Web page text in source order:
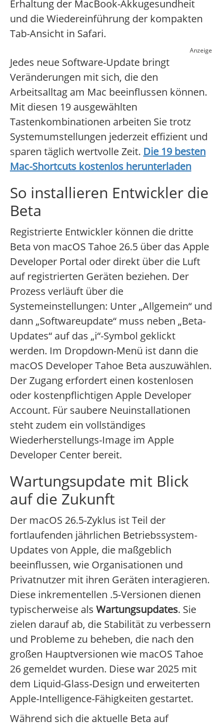
Erhaltung der MacBook-Akkugesundheit
und die Wiedereinführung der kompakten
Tab-Ansicht in Safari.
Anzeige
Jedes neue Software-Update bringt
Veränderungen mit sich, die den
Arbeitsalltag am Mac beeinflussen können.
Mit diesen 19 ausgewählten
Tastenkombinationen arbeiten Sie trotz
Systemumstellungen jederzeit effizient und
sparen täglich wertvolle Zeit. Die 19 besten
Mac-Shortcuts kostenlos herunterladen
So installieren Entwickler die
Beta
Registrierte Entwickler können die dritte
Beta von macOS Tahoe 26.5 über das Apple
Developer Portal oder direkt über die Luft
auf registrierten Geräten beziehen. Der
Prozess verläuft über die
Systemeinstellungen: Unter „Allgemein“ und
dann „Softwareupdate“ muss neben „Beta-
Updates“ auf das „i“-Symbol geklickt
werden. Im Dropdown-Menü ist dann die
macOS Developer Tahoe Beta auszuwählen.
Der Zugang erfordert einen kostenlosen
oder kostenpflichtigen Apple Developer
Account. Für saubere Neuinstallationen
steht zudem ein vollständiges
Wiederherstellungs-Image im Apple
Developer Center bereit.
Wartungsupdate mit Blick
auf die Zukunft
Der macOS 26.5-Zyklus ist Teil der
fortlaufenden jährlichen Betriebssystem-
Updates von Apple, die maßgeblich
beeinflussen, wie Organisationen und
Privatnutzer mit ihren Geräten interagieren.
Diese inkrementellen .5-Versionen dienen
typischerweise als Wartungsupdates. Sie
zielen darauf ab, die Stabilität zu verbessern
und Probleme zu beheben, die nach den
großen Hauptversionen wie macOS Tahoe
26 gemeldet wurden. Diese war 2025 mit
dem Liquid-Glass-Design und erweiterten
Apple-Intelligence-Fähigkeiten gestartet.
Während sich die aktuelle Beta auf